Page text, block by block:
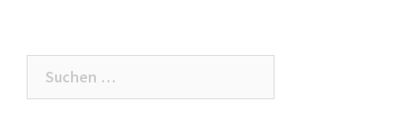
Suchen